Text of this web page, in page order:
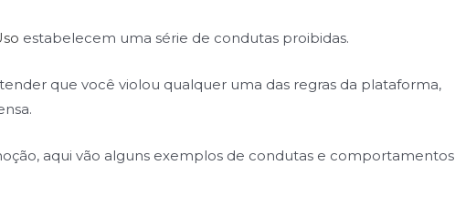
estabelecem uma série de condutas proibidas.
que você violou qualquer uma das regras da plataforma,
aqui vão alguns exemplos de condutas e comportamentos